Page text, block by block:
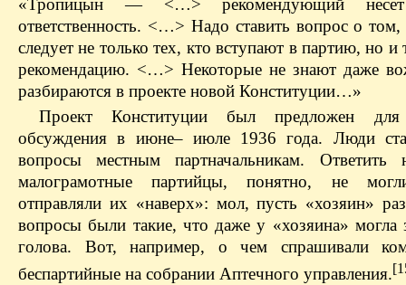
«Тропицын — <…> рекомендующий
ответственность. <…> Надо ставить вопрос о том,
следует не только тех, кто вступают в партию, но и
рекомендацию. <…> Некоторые не знают даже
разбираются в проекте новой Конституции…»
Проект Конституции был предложен для
обсуждения в июне– июле 1936 года. Люди
вопросы местным партначальникам. Ответить
малограмотные партийцы, понятно, не
отправляли их «наверх»: мол, пусть «хозяин»
вопросы были такие, что даже у «хозяина» могла
голова. Вот, например, о чем спрашивали
беспартийные на собрании Аптечного управления.